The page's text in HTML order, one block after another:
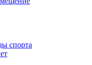
спорта